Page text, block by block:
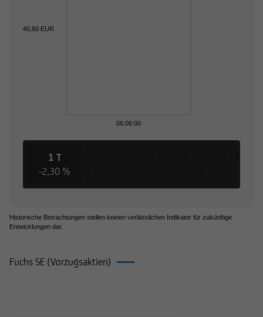
06:06:00
40,60 EUR
1 T
-2,30 %
Historische Betrachtungen stellen keinen verlässlichen Indikator für zukünftige
Entwicklungen dar.
Fuchs SE (Vorzugsaktien)